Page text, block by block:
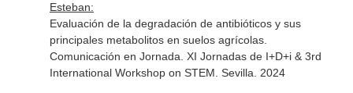
Esteban:
Evaluación de la degradación de antibióticos y sus
principales metabolitos en suelos agrícolas.
Comunicación en Jornada. XI Jornadas de I+D+i & 3rd
International Workshop on STEM. Sevilla. 2024